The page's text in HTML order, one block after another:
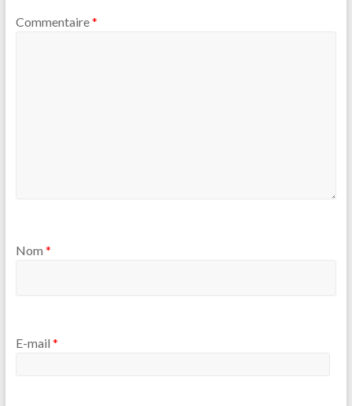
Commentaire*
Nom *
E-mail *